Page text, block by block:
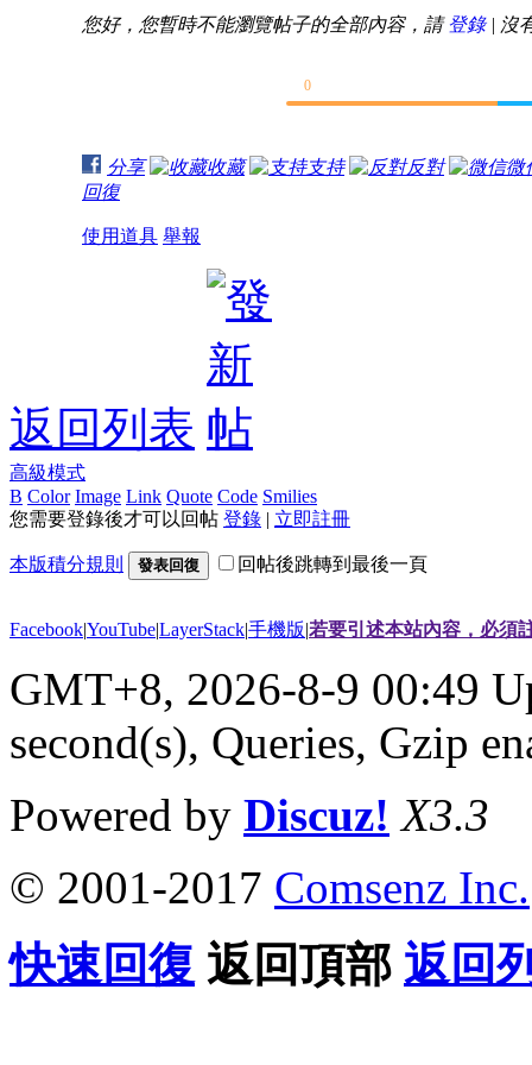
您好，您暫時不能瀏覽帖子的全部內容，請登錄| 沒
0
分享 收藏 支持 反對
微
回復
使用道具 舉報
返回列表
高級模式
B Color Image Link Quote Code Smilies
您需要登錄後才可以回帖 登錄 | 立即註冊
本版積分規則 發表回復 回帖後跳轉到最後一頁
Facebook|YouTube|LayerStack|手機版|若要引述本站內容，必須
GMT+8, 2026-8-9 00:49
second(s), Queries, Gzip
Powered by Discuz! X3.3
© 2001-2017 Comsenz Inc.
快速回復 返回頂部 返回